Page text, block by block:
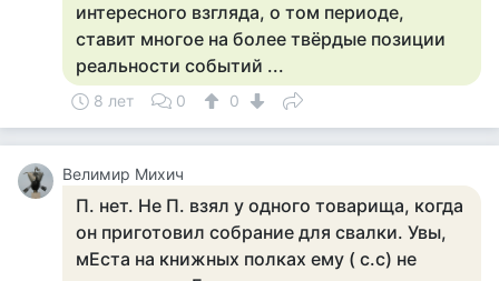
интересного взгляда, о том периоде,
ставит многое на более твёрдые позиции
реальности событий ...
8 лет 0 0
Велимир Михич
П. нет. Не П. взял у одного товарища, когда
он приготовил собрание для свалки. Увы,
мЕста на книжных полках ему ( с.с) не